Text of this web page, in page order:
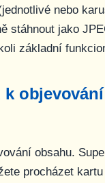
nebo
stáhnout jako
základní
obsahu.
procházet